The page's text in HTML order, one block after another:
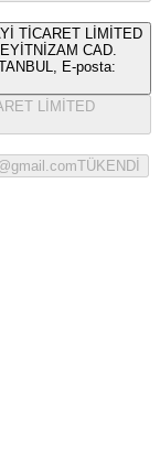
TİCARET LİMİTED
CAD.
E-posta:
LİMİTED
TÜKENDİ